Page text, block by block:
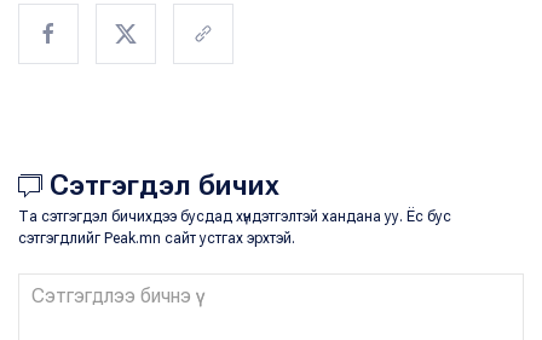
Сэтгэгдэл бичих
Та сэтгэгдэл бичихдээ бусдад хүндэтгэлтэй хандана уу. Ёс бус
сэтгэгдлийг Peak.mn сайт устгах эрхтэй.